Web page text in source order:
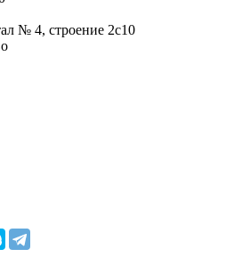
№ 4, строение 2с10